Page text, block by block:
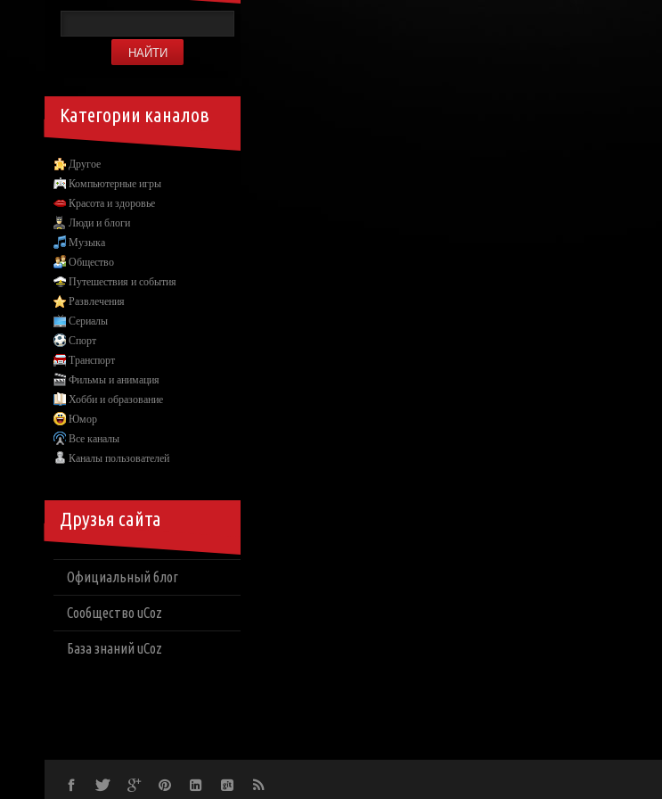
Категории каналов
Другое
Компьютерные игры
Красота и здоровье
Люди и блоги
Музыка
Общество
Путешествия и события
Развлечения
Сериалы
Спорт
Транспорт
Фильмы и анимация
Хобби и образование
Юмор
Все каналы
Каналы пользователей
Друзья сайта
Официальный блог
Сообщество uCoz
База знаний uCoz